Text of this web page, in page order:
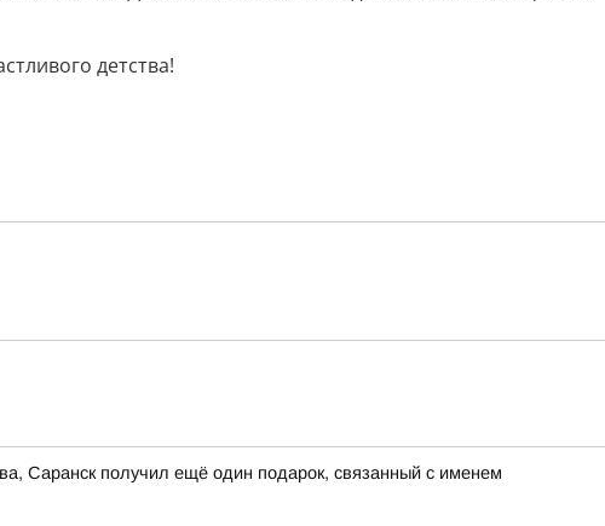
детства!
Саранск получил ещё один подарок, связанный с именем